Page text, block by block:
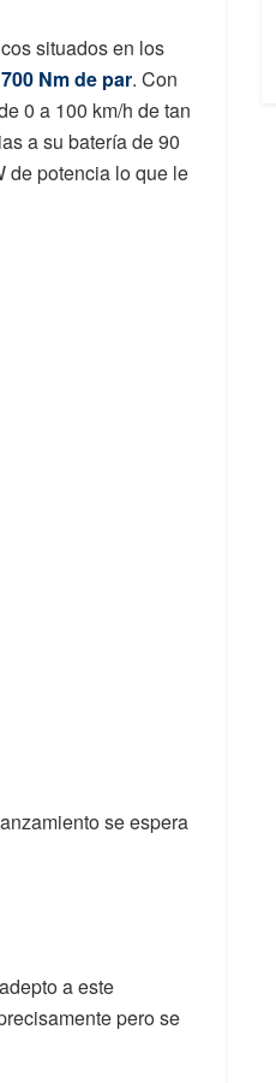
situados en los
Nm de par. Con
0 a 100 km/h de tan
a su batería de 90
de potencia lo que le
se espera
a este
pero se